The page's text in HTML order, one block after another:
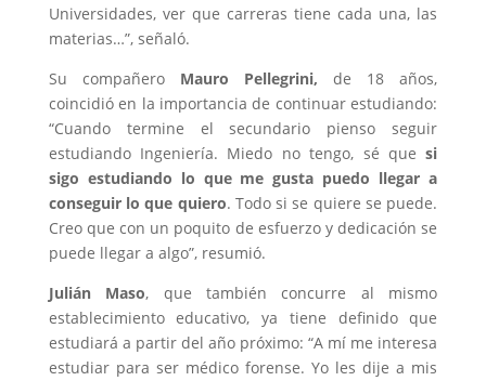
Universidades, ver que carreras tiene cada una, las
materias…”, señaló.
Su compañeroMauro Pellegrini, de 18 años,
coincidió en la importancia de continuar estudiando:
“Cuando termine el secundario pienso seguir
estudiando Ingeniería. Miedo no tengo, sé quesi
sigo estudiando lo que me gusta puedo llegar a
conseguir lo que quiero. Todo si se quiere se puede.
Creo que con un poquito de esfuerzo y dedicación se
puede llegar a algo”, resumió.
Julián Maso, que también concurre al mismo
establecimiento educativo, ya tiene definido que
estudiará a partir del año próximo: “A mí me interesa
estudiar para ser médico forense. Yo les dije a mis